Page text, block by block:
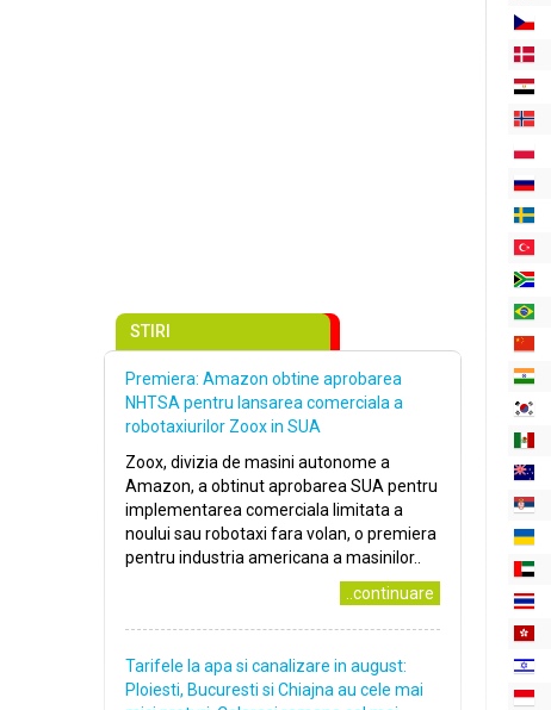
STIRI
Premiera: Amazon obtine aprobarea
NHTSA pentru lansarea comerciala a
robotaxiurilor Zoox in SUA
Zoox, divizia de masini autonome a
Amazon, a obtinut aprobarea SUA pentru
implementarea comerciala limitata a
noului sau robotaxi fara volan, o premiera
pentru industria americana a masinilor..
..continuare
Tarifele la apa si canalizare in august:
Ploiesti, Bucuresti si Chiajna au cele mai